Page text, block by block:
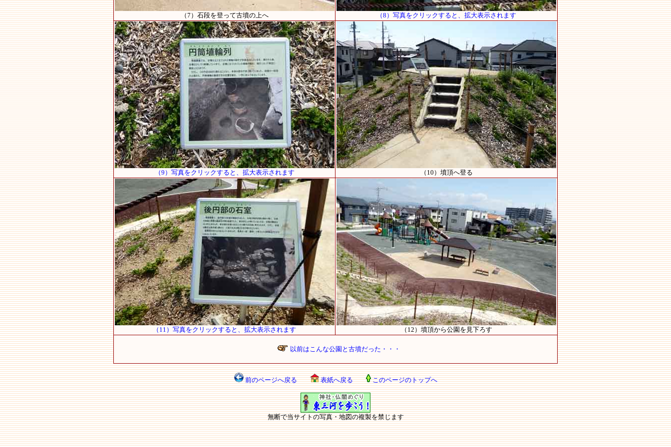
（7）石段を登って古墳の上へ （8）写真をクリックすると、拡大表示されます
（9）写真をクリックすると、拡大表示されます （10）墳頂へ登る
（11）写真をクリックすると、拡大表示されます （12）墳頂から公園を見下ろす
以前はこんな公園と古墳だった・・・
前のページへ戻る 表紙へ戻る このページのトップへ
無断で当サイトの写真・地図の複製を禁じます